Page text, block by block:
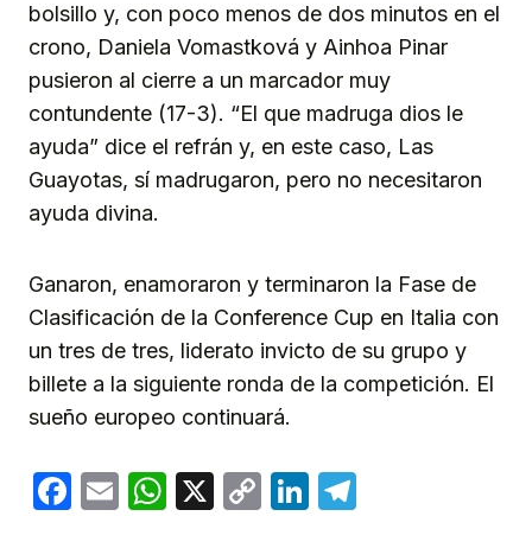
bolsillo y, con poco menos de dos minutos en el
crono, Daniela Vomastková y Ainhoa Pinar
pusieron al cierre a un marcador muy
contundente (17-3). “El que madruga dios le
ayuda” dice el refrán y, en este caso, Las
Guayotas, sí madrugaron, pero no necesitaron
ayuda divina.
Ganaron, enamoraron y terminaron la Fase de
Clasificación de la Conference Cup en Italia con
un tres de tres, liderato invicto de su grupo y
billete a la siguiente ronda de la competición. El
sueño europeo continuará.
Facebook
EmailWhatsApp
X
CopyLinkedIn